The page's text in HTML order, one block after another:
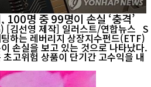
명 중 99명이 손실 ‘충격’
선영 제작] 일러스트/연합뉴스 S
하는 레버리지 상장지수펀드(ETF)
손실을 보고 있는 것으로 나타났다.
고위험 상품이 단기간 고수익을 내